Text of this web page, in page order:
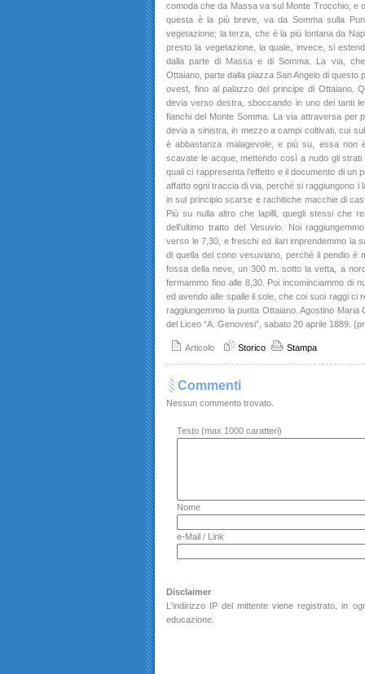
comoda che da Massa va sul Monte Trocchio, e
questa è la più breve, va da Somma sulla
vegetazione; la terza, che è la più lontana da
presto la vegetazione, la quale, invece, si
dalla parte di Massa e di Somma. La via,
Ottaiano, parte dalla piazza San Angelo di
ovest, fino al palazzo del principe di Ottaiano.
devia verso destra, sboccando in uno dei tanti
fianchi del Monte Somma. La via attraversa per
devia a sinistra, in mezzo a campi coltivati, cui
è abbastanza malagevole, e più su, essa
scavate le acque, mettendo così a nudo gli
quali ci rappresenta l’effetto e il documento di un
affatto ogni traccia di via, perché si raggiungono i
in sul principio scarse e rachitiche macchie di
Più su nulla altro che lapilli, quegli stessi che
dell’ultimo tratto del Vesuvio. Noi
verso le 7,30, e freschi ed ilari imprendemmo la
di quella del cono vesuviano, perché il pendio è
fossa della neve, un 300 m. sotto la vetta, a
fermammo fino alle 8,30. Poi incominciammo di
ed avendo alle spalle il sole, che coi suoi raggi ci
raggiungemmo la punta Ottaiano. Agostino Maria
del Liceo “A. Genovesi”, sabato 20 aprile 1889.
Articolo Storico Stampa
Commenti
Nessun commento trovato.
Testo (max 1000 caratteri)
Nome
e-Mail / Link
Disclaimer
L'indirizzo IP del mittente viene registrato, in
educazione.